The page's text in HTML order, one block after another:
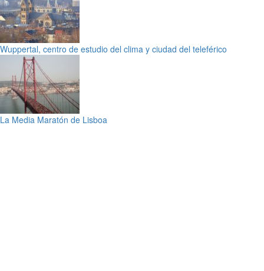
Wuppertal, centro de estudio del clima y ciudad del teleférico
La Media Maratón de Lisboa